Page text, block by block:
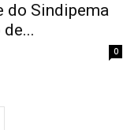
do Sindipema
0